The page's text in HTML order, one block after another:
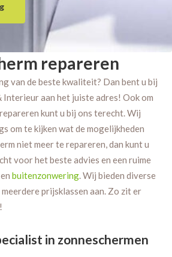
repareren
van de beste kwaliteit? Dan bent u bij
aan het juiste adres! Ook om
kunt u bij ons terecht. Wij
om te kijken wat de mogelijkheden
niet meer te repareren, dan kunt u
voor het beste advies en een ruime
buitenzonwering. Wij bieden diverse
prijsklassen aan. Zo zit er
in zonneschermen